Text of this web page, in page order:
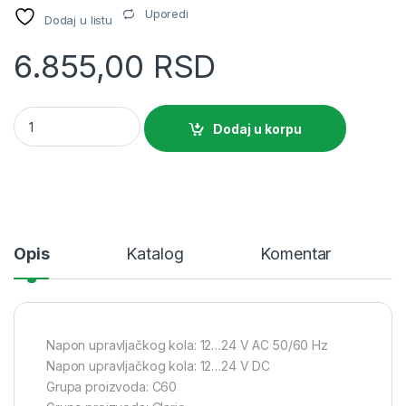
Dodaj u listu Uporedi
6.855,00 RSD
SE MX naponski okidač MX plus 1 OF 24VAC DC quantity
Dodaj u korpu
Opis Katalog Komentar
Napon upravljačkog kola: 12…24 V AC 50/60 Hz
Napon upravljačkog kola: 12…24 V DC
Grupa proizvoda: C60